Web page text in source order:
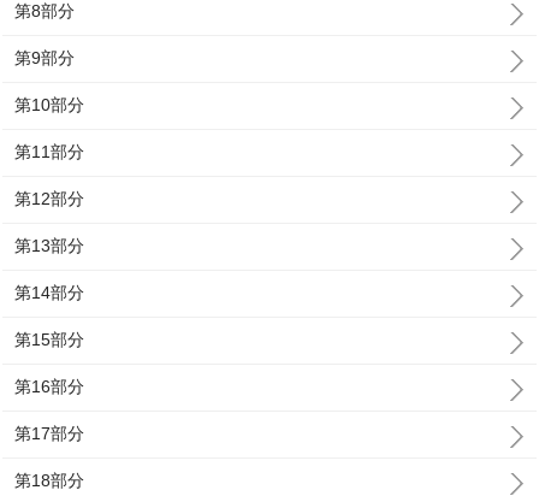
第8部分
第9部分
第10部分
第11部分
第12部分
第13部分
第14部分
第15部分
第16部分
第17部分
第18部分